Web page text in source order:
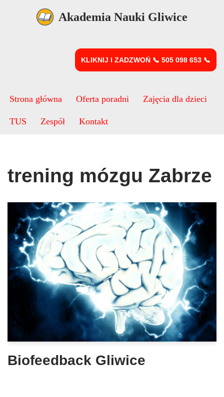
Akademia Nauki Gliwice
KLIKNIJ I ZADZWOŃ 📞 505 098 653 📞
Strona główna Oferta poradni Zajęcia dla dzieci
TUS Zespół Kontakt
trening mózgu Zabrze
Biofeedback Gliwice